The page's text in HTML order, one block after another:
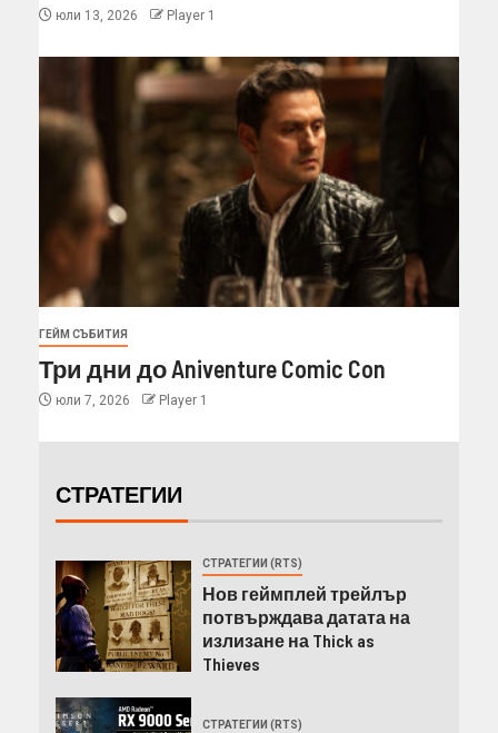
юли 13, 2026 Player 1
ГЕЙМ СЪБИТИЯ
Три дни до Aniventure Comic Con
юли 7, 2026 Player 1
СТРАТЕГИИ
СТРАТЕГИИ (RTS)
Нов геймплей трейлър
потвърждава датата на
излизане на Thick as
Thieves
СТРАТЕГИИ (RTS)